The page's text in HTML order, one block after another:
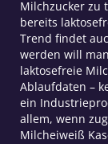
Milchzucker zu
bereits
Trend findet
werden will
laktosefreie
Ablaufdaten –
ein
allem, wenn
Milcheiweiß